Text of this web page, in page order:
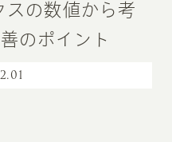
の数値から考
のポイント